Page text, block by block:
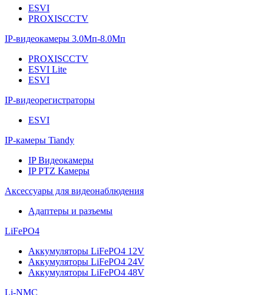
ESVI
PROXISCCTV
IP-видеокамеры 3.0Мп-8.0Мп
PROXISCCTV
ESVI Lite
ESVI
IP-видеорегистраторы
ESVI
IP-камеры Tiandy
IP Видеокамеры
IP PTZ Камеры
Аксессуары для видеонаблюдения
Адаптеры и разъемы
LiFePO4
Аккумуляторы LiFePO4 12V
Аккумуляторы LiFePO4 24V
Аккумуляторы LiFePO4 48V
Li-NMC